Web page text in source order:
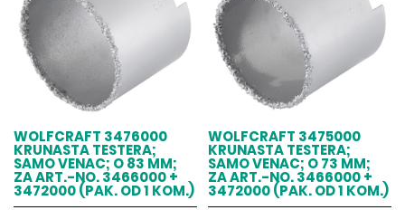
WOLFCRAFT 3476000
KRUNASTA TESTERA;
SAMO VENAC; O 83 MM;
ZA ART.-NO. 3466000 +
3472000 (PAK. OD 1 KOM.)
WOLFCRAFT 3475000
KRUNASTA TESTERA;
SAMO VENAC; O 73 MM;
ZA ART.-NO. 3466000 +
3472000 (PAK. OD 1 KOM.)